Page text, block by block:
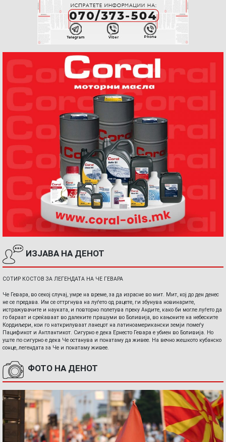
ИЗЈАВА НА ДЕНОТ
СОТИР КОСТОВ ЗА ЛЕГЕНДАТА НА ЧЕ ГЕВАРА
Че Гевара, во секој случај, умре на време, за да израсне во мит. Мит, кој до ден денес
не се предава. Им се оттргнува на луѓето од рацете, ги збунува новинарите,
истражувачите и науката, и повторно полетува преку Андите, како би могле луѓето да
го бараат и среќаваат во далеките прашуми во Боливија, во кањоните на небеските
Кордиљери, кои го наткрилуваат ланецот на латиноамерикански земји помеѓу
Пацификот и Антлантикот. Сигурно е дека Ернесто Гевара е убиен во Боливија. Но
уште по сигурно е дека Че останува и понатаму да живее. На вечно жешкото кубанско
сонце, легендата за Че и понатаму живее.
ФОТО НА ДЕНОТ